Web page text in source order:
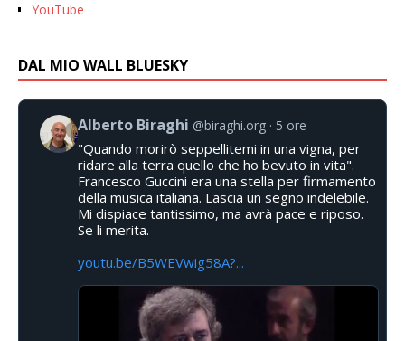
YouTube
DAL MIO WALL BLUESKY
Alberto Biraghi @biraghi.org 5 ore
"Quando morirò seppellitemi in una vigna, per
ridare alla terra quello che ho bevuto in vita".
Francesco Guccini era una stella per firmamento
della musica italiana. Lascia un segno indelebile.
Mi dispiace tantissimo, ma avrà pace e riposo.
Se li merita.
youtu.be/B5WEVwig58A?...